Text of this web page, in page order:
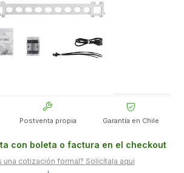
Postventa propia Garantía en Chile
con boleta o factura en el checkout
una cotización formal? Solicítala aquí